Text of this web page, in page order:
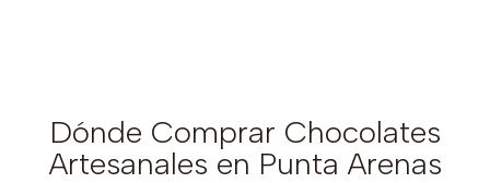
Dónde Comprar Chocolates
Artesanales en Punta Arenas